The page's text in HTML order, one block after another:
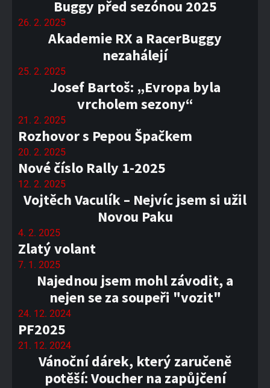
Buggy před sezónou 2025
26. 2. 2025
Akademie RX a RacerBuggy
nezahálejí
25. 2. 2025
Josef Bartoš: „Evropa byla
vrcholem sezony“
21. 2. 2025
Rozhovor s Pepou Špačkem
20. 2. 2025
Nové číslo Rally 1-2025
12. 2. 2025
Vojtěch Vaculík – Nejvíc jsem si užil
Novou Paku
4. 2. 2025
Zlatý volant
7. 1. 2025
Najednou jsem mohl závodit, a
nejen se za soupeři "vozit"
24. 12. 2024
PF2025
21. 12. 2024
Vánoční dárek, který zaručeně
potěší: Voucher na zapůjčení